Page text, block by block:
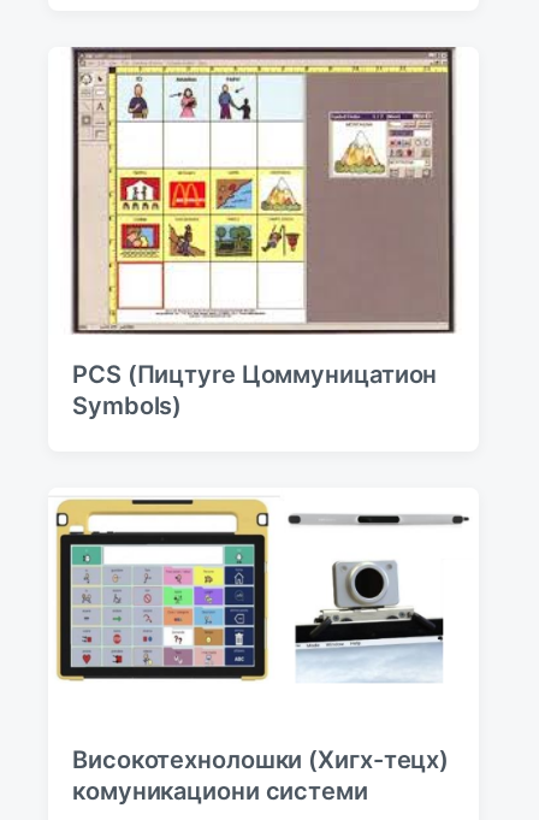
PCS (Пицтуre Цоммуницатион
Symbols)
Високотeхнолошки (Хигх-тeцх)
комуникациони систeми